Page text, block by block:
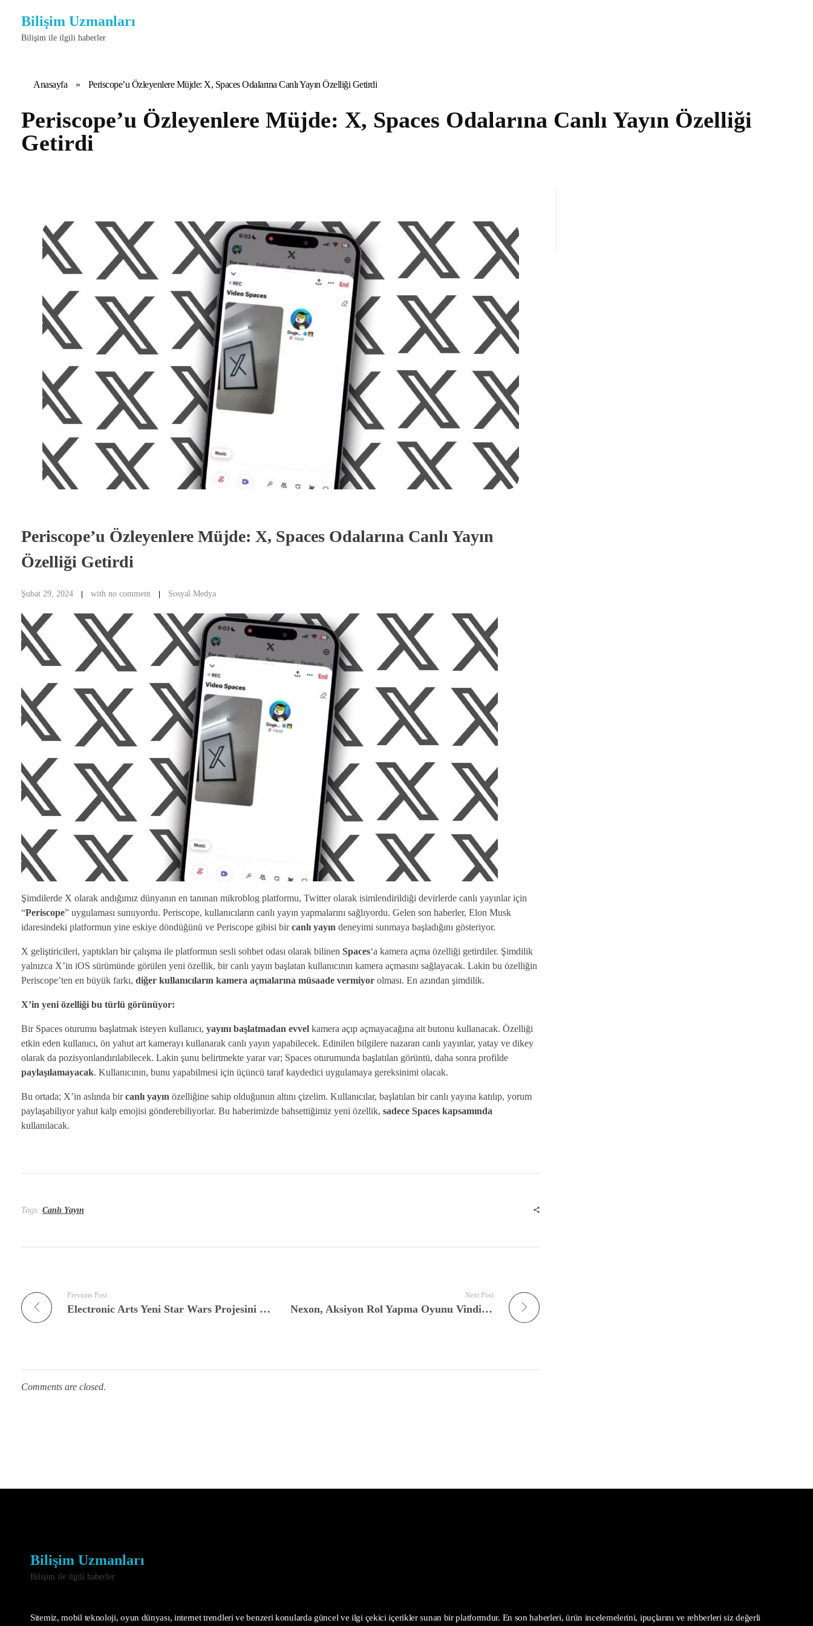
Bilişim Uzmanları
Bilişim ile ilgili haberler
Anasayfa » Periscope’u Özleyenlere Müjde: X, Spaces Odalarına Canlı Yayın Özelliği Getirdi
Periscope’u Özleyenlere Müjde: X, Spaces Odalarına Canlı Yayın Özelliği
Getirdi
Periscope’u Özleyenlere Müjde: X, Spaces Odalarına Canlı Yayın
Özelliği Getirdi
Şubat 29, 2024 with no comment Sosyal Medya
Şimdilerde X olarak andığımız dünyanın en tanınan mikroblog platformu, Twitter olarak isimlendirildiği devirlerde canlı yayınlar için
“Periscope” uygulaması sunuyordu. Periscope, kullanıcıların canlı yayın yapmalarını sağlıyordu. Gelen son haberler, Elon Musk
idaresindeki platformun yine eskiye döndüğünü ve Periscope gibisi bircanlı yayın deneyimi sunmaya başladığını gösteriyor.
X geliştiricileri, yaptıkları bir çalışma ile platformun sesli sohbet odası olarak bilinen Spaces‘a kamera açma özelliği getirdiler. Şimdilik
yalnızca X’in iOS sürümünde görülen yeni özellik, bir canlı yayın başlatan kullanıcının kamera açmasını sağlayacak. Lakin bu özelliğin
Periscope’ten en büyük farkı, diğer kullanıcıların kamera açmalarına müsaade vermiyor olması. En azından şimdilik.
X’in yeni özelliği bu türlü görünüyor:
Bir Spaces oturumu başlatmak isteyen kullanıcı, yayını başlatmadan evvel kamera açıp açmayacağına ait butonu kullanacak. Özelliği
etkin eden kullanıcı, ön yahut art kamerayı kullanarak canlı yayın yapabilecek. Edinilen bilgilere nazaran canlı yayınlar, yatay ve dikey
olarak da pozisyonlandırılabilecek. Lakin şunu belirtmekte yarar var; Spaces oturumunda başlatılan görüntü, daha sonra profilde
paylaşılamayacak. Kullanıcının, bunu yapabilmesi için üçüncü taraf kaydedici uygulamaya gereksinimi olacak.
Bu ortada; X’in aslında bircanlı yayın özelliğine sahip olduğunun altını çizelim. Kullanıcılar, başlatılan bir canlı yayına katılıp, yorum
paylaşabiliyor yahut kalp emojisi gönderebiliyorlar. Bu haberimizde bahsettiğimiz yeni özellik, sadece Spaces kapsamında
kullanılacak.
Tags: Canlı Yayın
Previous Post
Electronic Arts Yeni Star Wars Projesini İptal Etti!
Next Post
Nexon, Aksiyon Rol Yapma Oyunu Vindictus: Defying Fate Duyuruldu
Comments are closed.
Bilişim Uzmanları
Bilişim ile ilgili haberler
Sitemiz, mobil teknoloji, oyun dünyası, internet trendleri ve benzeri konularda güncel ve ilgi çekici içerikler sunan bir platformdur. En son haberleri, ürün incelemelerini, ipuçlarını ve rehberleri siz değerli